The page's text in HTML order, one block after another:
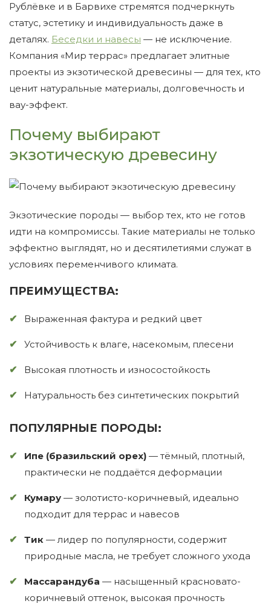
Рублёвке и в Барвихе стремятся подчеркнуть
статус, эстетику и индивидуальность даже в
деталях. Беседки и навесы — не исключение.
Компания «Мир террас» предлагает элитные
проекты из экзотической древесины — для тех, кто
ценит натуральные материалы, долговечность и
вау-эффект.
Почему выбирают
экзотическую древесину
Экзотические породы — выбор тех, кто не готов
идти на компромиссы. Такие материалы не только
эффектно выглядят, но и десятилетиями служат в
условиях переменчивого климата.
ПРЕИМУЩЕСТВА:
Выраженная фактура и редкий цвет
Устойчивость к влаге, насекомым, плесени
Высокая плотность и износостойкость
Натуральность без синтетических покрытий
ПОПУЛЯРНЫЕ ПОРОДЫ:
Ипе (бразильский орех) — тёмный, плотный,
практически не поддаётся деформации
Кумару — золотисто-коричневый, идеально
подходит для террас и навесов
Тик — лидер по популярности, содержит
природные масла, не требует сложного ухода
Массарандуба — насыщенный красновато-
коричневый оттенок, высокая прочность